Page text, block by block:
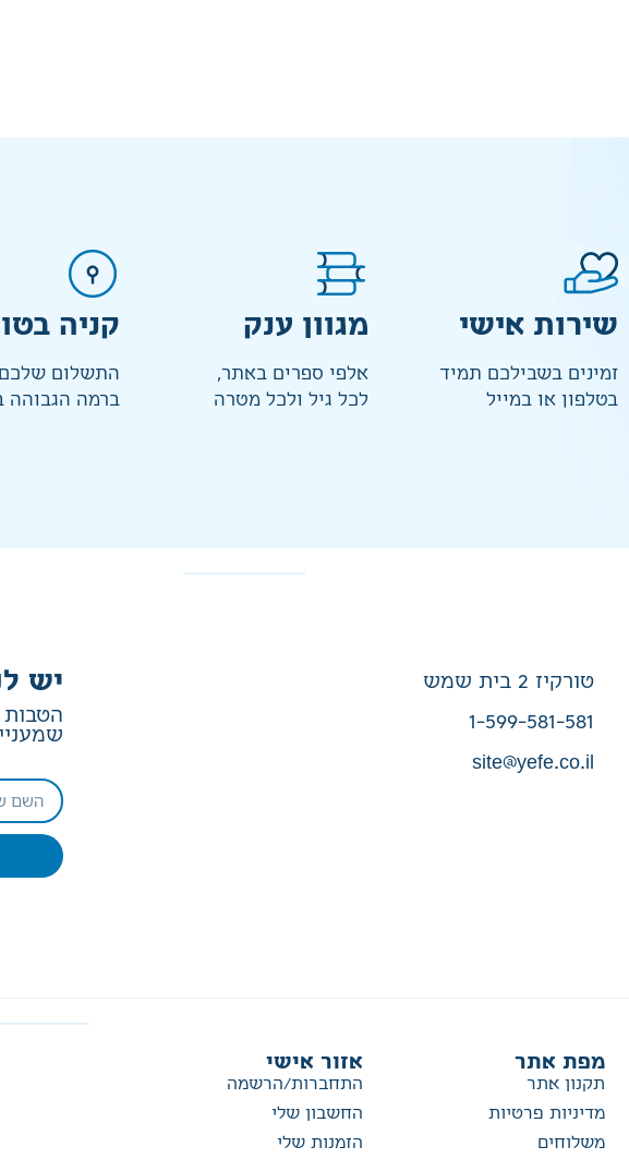
שירות אישי
זמינים בשבילכם תמיד
בטלפון או במייל
מגוון ענק
אלפי ספרים באתר,
לכל גיל ולכל מטרה
קניה
התשלום
ברמה הגבוהה
טורקיז 2 בית שמש
1-599-581-581
site@yefe.co.il
יש
הטבות
מפת אתר
תקנון אתר
מדיניות פרטיות
משלוחים
אזור אישי
התחברות/הרשמה
החשבון שלי
הזמנות שלי